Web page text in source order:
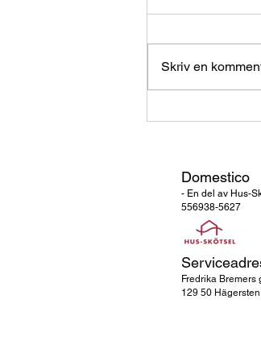
Skriv en
Domestico
- En del av Hus-
556938-5627
Fredrika Bremers
129 50 Hägersten